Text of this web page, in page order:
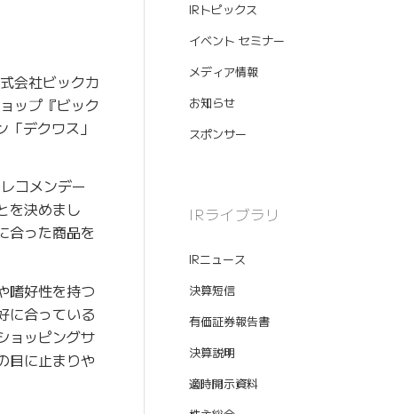
会社ビックカ
ップ『ビック
デクワス」
コメンデー
を決めまし
合った商品を
嗜好性を持つ
に合っている
ョッピングサ
目に止まりや
IRトピックス
イベント セミナー
メディア情報
お知らせ
スポンサー
IRライブラリ
IRニュース
決算短信
有価証券報告書
決算説明
適時開示資料